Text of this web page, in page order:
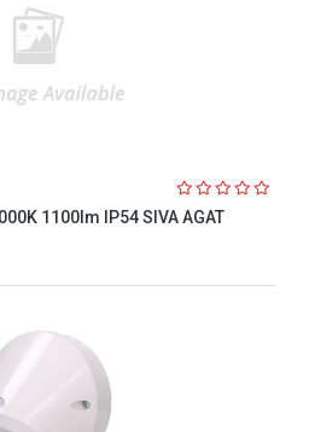
1100lm IP54 SIVA AGAT